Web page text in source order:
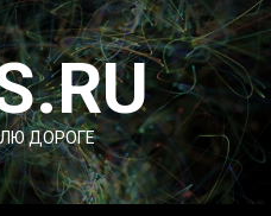
ДОРОГЕ